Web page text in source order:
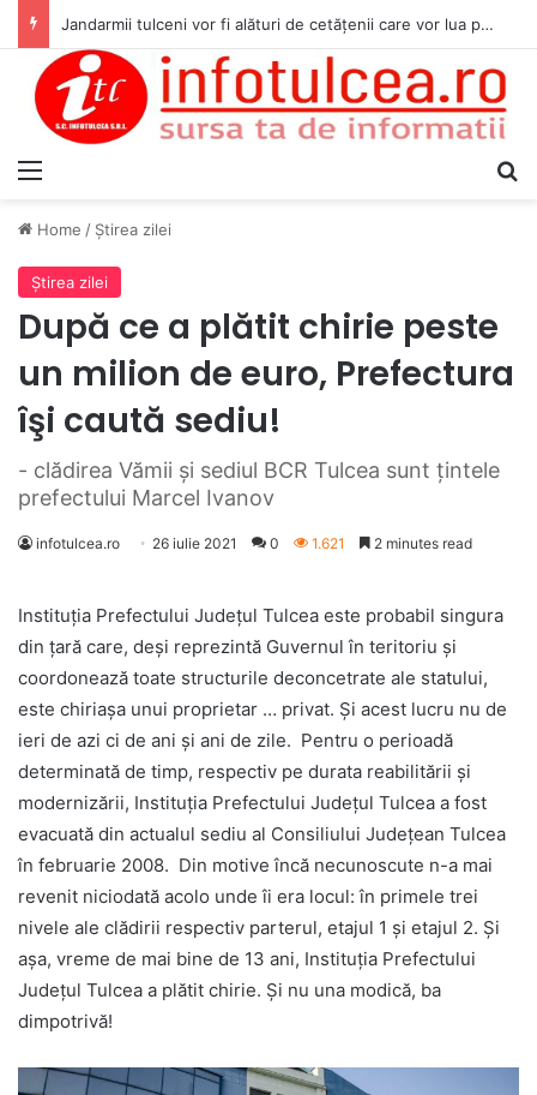
Jandarmii tulceni vor fi alături de cetățenii care vor lua parte la Festivalul Folk Țestos
Home / Ştirea zilei
Ştirea zilei
După ce a plătit chirie peste
un milion de euro, Prefectura
îşi caută sediu!
- clădirea Vămii şi sediul BCR Tulcea sunt ţintele
prefectului Marcel Ivanov
infotulcea.ro 26 iulie 2021 0 1.621 2 minutes read
Instituţia Prefectului Judeţul Tulcea este probabil singura
din ţară care, deşi reprezintă Guvernul în teritoriu şi
coordonează toate structurile deconcetrate ale statului,
este chiriaşa unui proprietar … privat. Şi acest lucru nu de
ieri de azi ci de ani şi ani de zile. Pentru o perioadă
determinată de timp, respectiv pe durata reabilitării şi
modernizării, Instituţia Prefectului Judeţul Tulcea a fost
evacuată din actualul sediu al Consiliului Judeţean Tulcea
în februarie 2008. Din motive încă necunoscute n-a mai
revenit niciodată acolo unde îi era locul: în primele trei
nivele ale clădirii respectiv parterul, etajul 1 şi etajul 2. Şi
aşa, vreme de mai bine de 13 ani, Instituţia Prefectului
Judeţul Tulcea a plătit chirie. Şi nu una modică, ba
dimpotrivă!